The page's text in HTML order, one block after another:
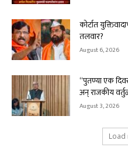
कोर्टात
तलवार?
August 6, 2026
“पुतण्या एक
अन् राजकीय
August 3, 2026
Load